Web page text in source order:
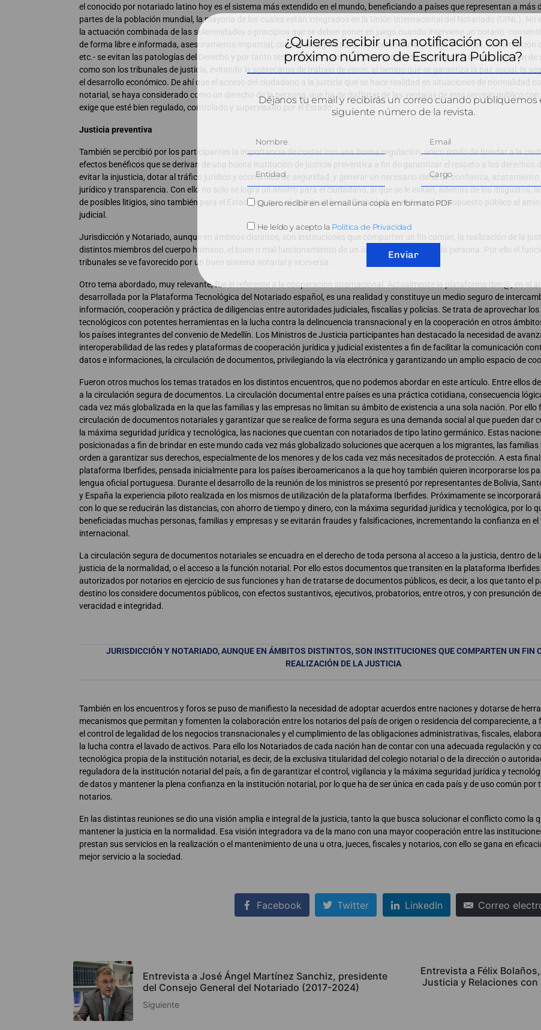
el conocido por notariado latino hoy es el sistema más extendido en el mundo, beneficiando a países que representan a más
partes de la población mundial, la mayoría de los cuales están integrados en la Unión Internacional del Notariado (UINL). No
la actuación combinada de las solemnidades o principios que se deben poner en juego cuando interviene un notario -
de forma libre e informada, asesoramiento imparcial, control de legalidad, la redacción clara, precisa y técnica, conservación
etc.- se evitan las patologías del Derecho y por tanto tener que restablecer la justicia dañada acudiendo a medios que han de
como son los tribunales de justicia, evitando la sobrecarga de trabajo de estos, al tiempo que se garantiza la paz social, la
el desarrollo económico. De ahí que el acceso del ciudadano a la justicia que se hace realidad en situaciones de normalidad
notarial, se haya considerado como un derecho de la persona, que ha de disfrutar de las ventajas de este servicio público
exige que esté bien regulado, controlado y supervisado por el Estado.
Justicia preventiva
También se percibió por los participantes la importancia de contar con una buena regulación, único modo de brindar a la
efectos benéficos que se derivan de una buena institución de justicia preventiva a fin de garantizar el respeto a los derechos
evitar la injusticia, dotar al tráfico jurídico y económico de seguridad, y generar un necesario clima de confianza,
jurídico y transparencia. Con ello no sólo se logra un ahorro para el ciudadano, al que se le evitan, además de los disgustos,
de posibles litigios, sino también para el Estado, ya que, al disminuir la conflictividad, se reduce el presupuesto público al
judicial.
Jurisdicción y Notariado, aunque en ámbitos distintos, son instituciones que comparten un fin común, la realización de la
distintos miembros del cuerpo humano, el buen o mal funcionamiento de un órgano afecta a toda la persona. Por ello el
tribunales se ve favorecido por un buen sistema notarial y viceversa.
Otro tema abordado, muy relevante, fue el referente a la cooperación internacional. Actualmente la plataforma Iber@, en el
desarrollada por la Plataforma Tecnológica del Notariado español, es una realidad y constituye un medio seguro de
información, cooperación y práctica de diligencias entre autoridades judiciales, fiscalías y policías. Se trata de aprovechar
tecnológicos con potentes herramientas en la lucha contra la delincuencia transnacional y en la cooperación en otros
los países integrantes del convenio de Medellín. Los Ministros de Justicia participantes han destacado la necesidad de
interoperabilidad de las redes y plataformas de cooperación jurídica y judicial existentes a fin de facilitar la comunicación
datos e informaciones, la circulación de documentos, privilegiando la vía electrónica y garantizando un amplio espacio de
Fueron otros muchos los temas tratados en los distintos encuentros, que no podemos abordar en este artículo. Entre ellos
a la circulación segura de documentos. La circulación documental entre países es una práctica cotidiana, consecuencia
cada vez más globalizada en la que las familias y las empresas no limitan su ámbito de existencia a una sola nación. Por ello
circulación de documentos notariales y garantizar que se realice de forma segura es una demanda social al que pueden dar
la máxima seguridad jurídica y tecnológica, las naciones que cuentan con notariados de tipo latino germánico. Estas
posicionadas a fin de brindar en este mundo cada vez más globalizado soluciones que acerquen a los migrantes, las familias
orden a garantizar sus derechos, especialmente de los menores y de los cada vez más necesitados de protección. A esta
plataforma Iberfides, pensada inicialmente para los países iberoamericanos a la que hoy también quieren incorporarse los
lengua oficial portuguesa. Durante el desarrollo de la reunión de los ministros se presentó por representantes de Bolivia,
y España la experiencia piloto realizada en los mismos de utilización de la plataforma Iberfides. Próximamente se
con lo que se reducirán las distancias, con ahorro de tiempo y dinero, con la máxima seguridad jurídica y tecnológica, por lo
beneficiadas muchas personas, familias y empresas y se evitarán fraudes y falsificaciones, incrementando la confianza en
internacional.
La circulación segura de documentos notariales se encuadra en el derecho de toda persona al acceso a la justicia, dentro de
justicia de la normalidad, o el acceso a la función notarial. Por ello estos documentos que transiten en la plataforma Iberfides
autorizados por notarios en ejercicio de sus funciones y han de tratarse de documentos públicos, es decir, a los que tanto el
destino los considere documentos públicos, con efectos sustantivos, ejecutivos, probatorios, entre otros, y con presunción
veracidad e integridad.
JURISDICCIÓN Y NOTARIADO, AUNQUE EN ÁMBITOS DISTINTOS, SON INSTITUCIONES QUE COMPARTEN UN FIN
REALIZACIÓN DE LA JUSTICIA
También en los encuentros y foros se puso de manifiesto la necesidad de adoptar acuerdos entre naciones y dotarse de
mecanismos que permitan y fomenten la colaboración entre los notarios del país de origen o residencia del compareciente, a
el control de legalidad de los negocios transnacionales y el cumplimiento de las obligaciones administrativas, fiscales,
la lucha contra el lavado de activos. Para ello los Notariados de cada nación han de contar con una adecuada regulación y
tecnológica propia de la institución notarial, es decir, de la exclusiva titularidad del colegio notarial o de la dirección o
reguladora de la institución notarial del país, a fin de garantizar el control, vigilancia y la máxima seguridad jurídica y
de datos y mantener la plena confianza en la institución notarial, por lo que ha de ser única en cada país y de uso común por
notarios.
En las distintas reuniones se dio una visión amplia e integral de la justicia, tanto la que busca solucionar el conflicto como la
mantener la justicia en la normalidad. Esa visión integradora va de la mano con una mayor cooperación entre las
prestan sus servicios en la realización o el mantenimiento de una u otra, jueces, fiscales y notarios, con ello se gana en
mejor servicio a la sociedad.
Facebook Twitter LinkedIn Correo
Entrevista a José Ángel Martínez Sanchiz, presidente
del Consejo General del Notariado (2017-2024)
Siguiente
Entrevista a Félix
Justicia y Relaciones
¿Quieres recibir una notificación con el
próximo número de Escritura Pública?
Déjanos tu email y recibirás un correo cuando publiquemos
siguiente número de la revista.
Quiero recibir en el email una copia en formato PDF
He leído y acepto la Política de Privacidad
Enviar